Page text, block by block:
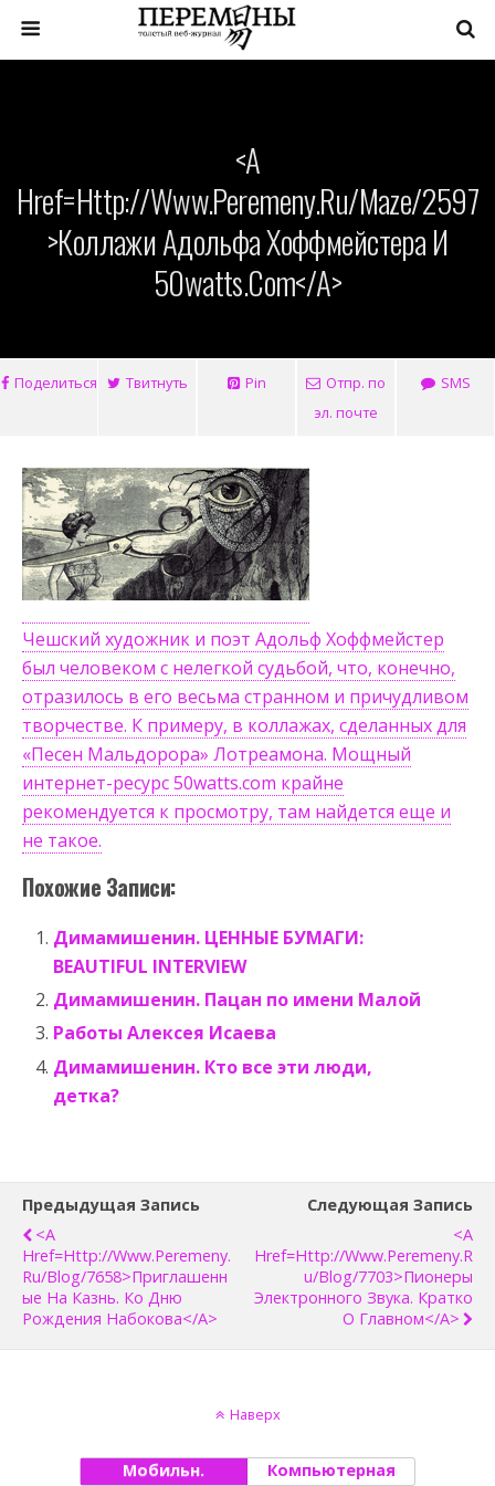
<a
Href=http://www.peremeny.ru/maze/2597
>Коллажи Адольфа Хоффмейстера И
50watts.com</a>
Поделиться Твитнуть Pin
Отпр. по
эл. почте
SMS
Чешский художник и поэт Адольф Хоффмейстер
был человеком с нелегкой судьбой, что, конечно,
отразилось в его весьма странном и причудливом
творчестве. К примеру, в коллажах, сделанных для
«Песен Мальдорора» Лотреамона. Мощный
интернет-ресурс 50watts.com крайне
рекомендуется к просмотру, там найдется еще и
не такое.
Похожие Записи:
Димамишенин. ЦЕННЫЕ БУМАГИ:
BEAUTIFUL INTERVIEW
Димамишенин. Пацан по имени Малой
Работы Алексея Исаева
Димамишенин. Кто все эти люди,
детка?
Предыдущая Запись
<a
Href=http://www.peremeny.
Ru/blog/7658>Приглашенн
Ые На Казнь. Ко Дню
Рождения Набокова</a>
Следующая Запись
<a
Href=http://www.peremeny.r
U/blog/7703>Пионеры
Электронного Звука. Кратко
О Главном</a>
Наверх
Мобильн. Компьютерная